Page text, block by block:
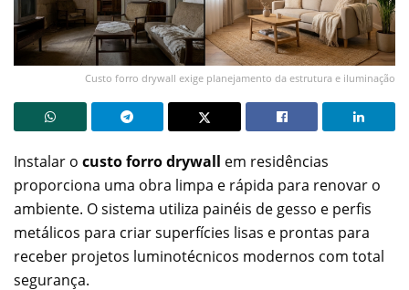
Custo forro drywall exige planejamento da estrutura e iluminação
Instalar o custo forro drywall em residências
proporciona uma obra limpa e rápida para renovar o
ambiente. O sistema utiliza painéis de gesso e perfis
metálicos para criar superfícies lisas e prontas para
receber projetos luminotécnicos modernos com total
segurança.